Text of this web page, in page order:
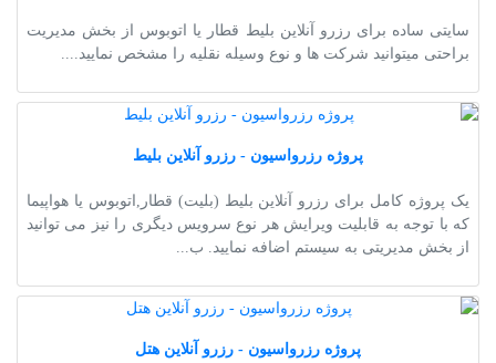
سایتی ساده برای رزرو آنلاین بلیط قطار یا اتوبوس از بخش مدیریت
براحتی میتوانید شرکت ها و نوع وسیله نقلیه را مشخص نمایید....
پروژه رزرواسیون - رزرو آنلاین بلیط
یک پروژه کامل برای رزرو آنلاین بلیط (بلیت) قطار,اتوبوس یا هواپیما
که با توجه به قابلیت ویرایش هر نوع سرویس دیگری را نیز می توانید
از بخش مدیریتی به سیستم اضافه نمایید. ب...
پروژه رزرواسیون - رزرو آنلاین هتل